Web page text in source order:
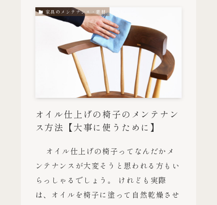
家具のメンテナンス・素材
オイル仕上げの椅子のメンテナン
ス方法【大事に使うために】
オイル仕上げの椅子ってなんだかメ
ンテナンスが大変そうと思われる方もい
らっしゃるでしょう。 けれども実際
は、オイルを椅子に塗って自然乾燥させ